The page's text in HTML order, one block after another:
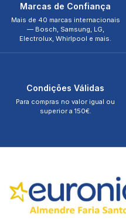
Marcas de Confiança
Mais de 40 marcas internacionais
— Bosch, Samsung, LG,
Electrolux, Whirlpool e mais.
Condições Válidas
Para compras no valor igual ou
superior a 150€.